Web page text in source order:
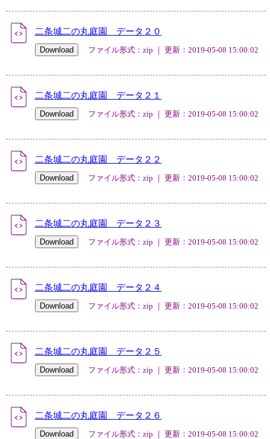
二条城二の丸庭園 データ２０
ファイル形式：zip ｜ 更新：2019-05-08 15:00:02
二条城二の丸庭園 データ２１
ファイル形式：zip ｜ 更新：2019-05-08 15:00:02
二条城二の丸庭園 データ２２
ファイル形式：zip ｜ 更新：2019-05-08 15:00:02
二条城二の丸庭園 データ２３
ファイル形式：zip ｜ 更新：2019-05-08 15:00:02
二条城二の丸庭園 データ２４
ファイル形式：zip ｜ 更新：2019-05-08 15:00:02
二条城二の丸庭園 データ２５
ファイル形式：zip ｜ 更新：2019-05-08 15:00:02
二条城二の丸庭園 データ２６
ファイル形式：zip ｜ 更新：2019-05-08 15:00:02